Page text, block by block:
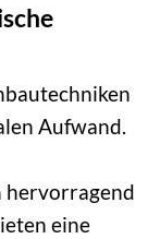
Aufwand.
hervorragend
eine